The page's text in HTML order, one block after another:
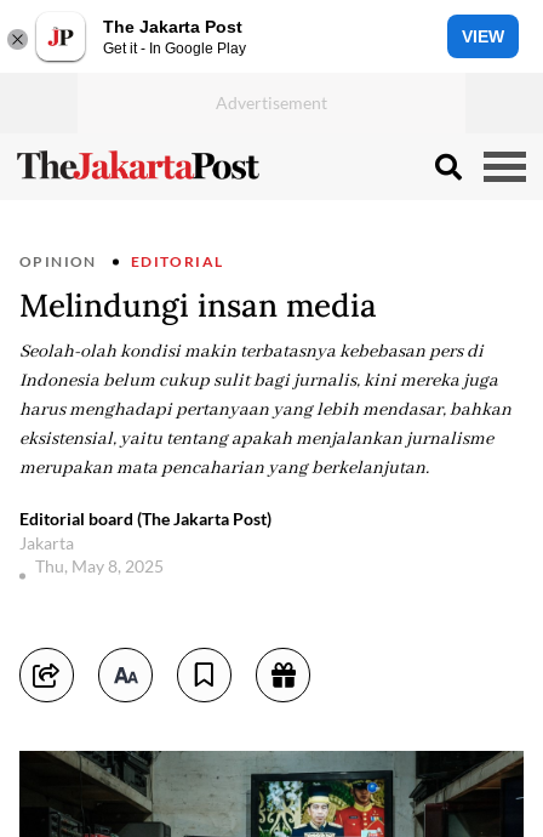
The Jakarta Post
Get it - In Google Play
VIEW
OPINION EDITORIAL
Melindungi insan media
Seolah-olah kondisi makin terbatasnya kebebasan pers di
Indonesia belum cukup sulit bagi jurnalis, kini mereka juga
harus menghadapi pertanyaan yang lebih mendasar, bahkan
eksistensial, yaitu tentang apakah menjalankan jurnalisme
merupakan mata pencaharian yang berkelanjutan.
Editorial board (The Jakarta Post)
Jakarta
Thu, May 8, 2025